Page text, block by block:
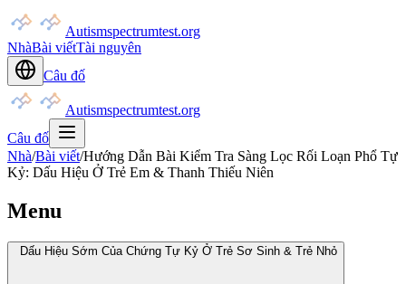
Autismspectrumtest.org
NhàBài viếtTài nguyên
Câu đố
Autismspectrumtest.org
Câu đố
Nhà/Bài viết/Hướng Dẫn Bài Kiểm Tra Sàng Lọc Rối Loạn Phổ Tự
Kỷ: Dấu Hiệu Ở Trẻ Em & Thanh Thiếu Niên
Menu
Dấu Hiệu Sớm Của Chứng Tự Kỷ Ở Trẻ Sơ Sinh & Trẻ Nhỏ